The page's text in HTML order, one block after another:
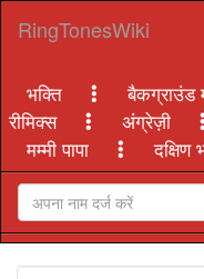
RingTonesWiki
भक्ति बैकग्राउंड
रीमिक्स
अंग्रेज़ी
मम्मी पापा
दक्षिण